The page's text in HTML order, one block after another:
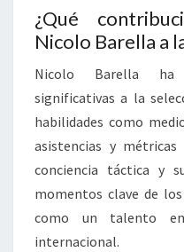
¿Qué
Nicolo Barella a
Nicolo Barella ha
significativas a la
habilidades como
asistencias y
conciencia táctica y
momentos clave de
como un talento
internacional.